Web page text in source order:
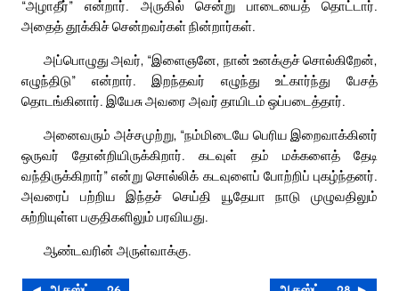
“அழாதீர்” என்றார். அருகில் சென்று பாடையைத் தொட்டார்.
அதைத் தூக்கிச் சென்றவர்கள் நின்றார்கள்.
அப்பொழுது அவர், “இளைஞனே, நான் உனக்குச் சொல்கிறேன்,
எழுந்திடு” என்றார். இறந்தவர் எழுந்து உட்கார்ந்து பேசத்
தொடங்கினார். இயேசு அவரை அவர் தாயிடம் ஒப்படைத்தார்.
அனைவரும் அச்சமுற்று, “நம்மிடையே பெரிய இறைவாக்கினர்
ஒருவர் தோன்றியிருக்கிறார். கடவுள் தம் மக்களைத் தேடி
வந்திருக்கிறார்” என்று சொல்லிக் கடவுளைப் போற்றிப் புகழ்ந்தனர்.
அவரைப் பற்றிய இந்தச் செய்தி யூதேயா நாடு முழுவதிலும்
சுற்றியுள்ள பகுதிகளிலும் பரவியது.
ஆண்டவரின் அருள்வாக்கு.